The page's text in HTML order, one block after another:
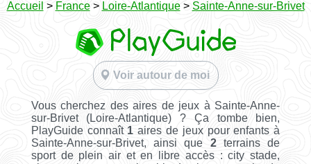
Accueil > France> Loire-Atlantique> Sainte-Anne-sur-Brivet
Voir autour de moi
Vous cherchez des aires de jeux à Sainte-Anne-
sur-Brivet (Loire-Atlantique) ? Ça tombe bien,
PlayGuide connaît 1 aires de jeux pour enfants à
Sainte-Anne-sur-Brivet, ainsi que 2terrains de
sport de plein air et en libre accès : city stade,